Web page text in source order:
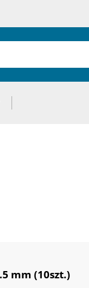
mm (10szt.)